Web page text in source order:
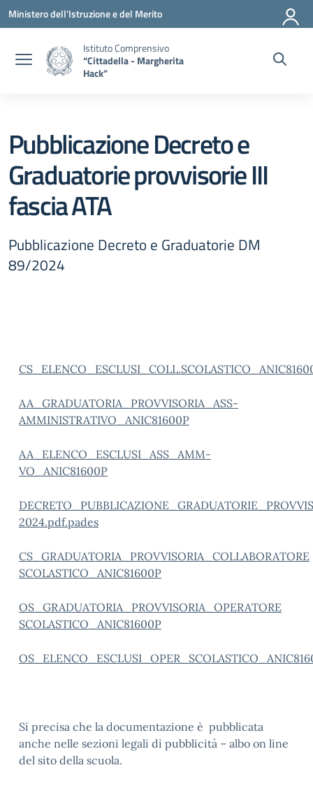
Vai ai contenuti
Vai al menu di navigazione
Vai al footer
Ministero dell'Istruzione e del Merito
Istituto Comprensivo
“Cittadella - Margherita
Hack”
Pubblicazione Decreto e
Graduatorie provvisorie III
fascia ATA
Pubblicazione Decreto e Graduatorie DM
89/2024
AA_GRADUATORIA_PROVVISORIA_ASS-
AMMINISTRATIVO_ANIC81600P
AA_ELENCO_ESCLUSI_ASS_AMM-
VO_ANIC81600P
2024.pdf.pades
CS_GRADUATORIA_PROVVISORIA_COLLABORATORE
SCOLASTICO_ANIC81600P
OS_GRADUATORIA_PROVVISORIA_OPERATORE
SCOLASTICO_ANIC81600P
Si precisa che la documentazione è pubblicata
anche nelle sezioni legali di pubblicità – albo on line
del sito della scuola.